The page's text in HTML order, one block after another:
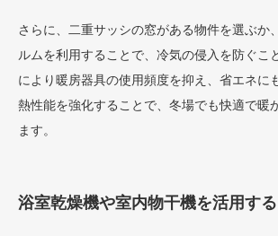
さらに、二重サッシの窓がある物件を選ぶか
ルムを利用することで、冷気の侵入を防ぐこ
により暖房器具の使用頻度を抑え、省エネに
熱性能を強化することで、冬場でも快適で暖
ます。
浴室乾燥機や室内物干機を活用する